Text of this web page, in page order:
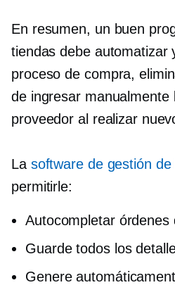
En resumen, un buen
tiendas debe automatizar
proceso de compra,
de ingresar manualmente
proveedor al realizar
La software de gestión de
permitirle:
Autocompletar órdenes
Guarde todos los
Genere